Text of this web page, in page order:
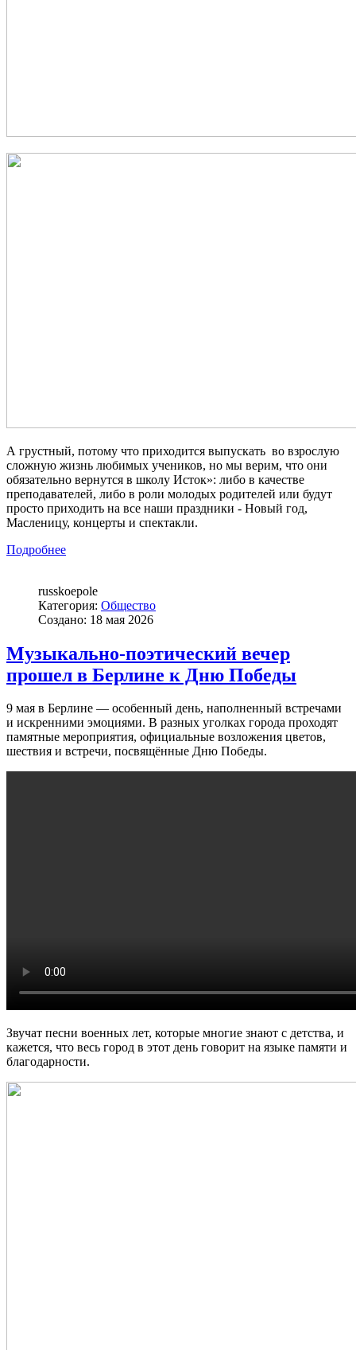
А грустный, потому что приходится выпускать во взрослую
сложную жизнь любимых учеников, но мы верим, что они
обязательно вернутся в школу Исток»: либо в качестве
преподавателей, либо в роли молодых родителей или будут
просто приходить на все наши праздники - Новый год,
Масленицу, концерты и спектакли.
Подробнее
russkoepole
Категория: Общество
Создано: 18 мая 2026
Музыкально-поэтический вечер
прошел в Берлине к Дню Победы
9 мая в Берлине — особенный день, наполненный встречами
и искренними эмоциями. В разных уголках города проходят
памятные мероприятия, официальные возложения цветов,
шествия и встречи, посвящённые Дню Победы.
Звучат песни военных лет, которые многие знают с детства, и
кажется, что весь город в этот день говорит на языке памяти и
благодарности.